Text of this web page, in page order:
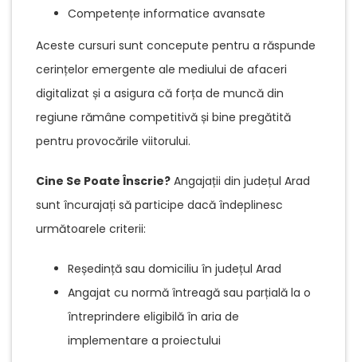
Competențe informatice avansate
Aceste cursuri sunt concepute pentru a răspunde
cerințelor emergente ale mediului de afaceri
digitalizat și a asigura că forța de muncă din
regiune rămâne competitivă și bine pregătită
pentru provocările viitorului.
Cine Se Poate Înscrie? Angajații din județul Arad
sunt încurajați să participe dacă îndeplinesc
următoarele criterii:
Reședință sau domiciliu în județul Arad
Angajat cu normă întreagă sau parțială la o
întreprindere eligibilă în aria de
implementare a proiectului